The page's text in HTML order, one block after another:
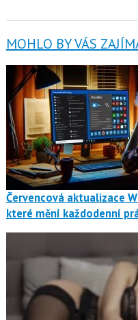
MOHLO BY VÁS
Červencová aktualizace
které mění každodenní